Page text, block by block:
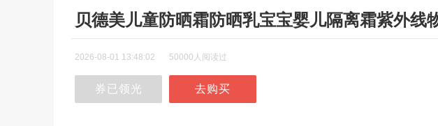
贝德美儿童防晒霜防晒乳宝宝婴儿隔离霜紫外线
2026-08-01 13:48:02 50000人阅读过
券已领光 去购买